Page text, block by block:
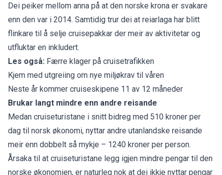
Dei peiker mellom anna på at den norske krona er svakare
enn den var i 2014. Samtidig trur dei at reiarlaga har blitt
flinkare til å selje cruisepakkar der meir av aktivitetar og
utfluktar en inkludert.
Les også: Færre klager på cruisetrafikken
Kjem med utgreiing om nye miljøkrav til våren
Neste år kommer cruiseskipene 11 av 12 måneder
Brukar langt mindre enn andre reisande
Medan cruiseturistane i snitt bidreg med 510 kroner per
dag til norsk økonomi, nyttar andre utanlandske reisande
meir enn dobbelt så mykje – 1240 kroner per person.
Årsaka til at cruiseturistane legg igjen mindre pengar til den
norske økonomien, er naturleg nok at dei ikkje nyttar pengar